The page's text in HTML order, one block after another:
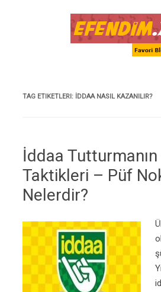
TAG ETIKETLERI: İDDAA NASIL KAZANILIR?
İddaa Tutturmanın
Taktikleri – Püf
Nelerdir?